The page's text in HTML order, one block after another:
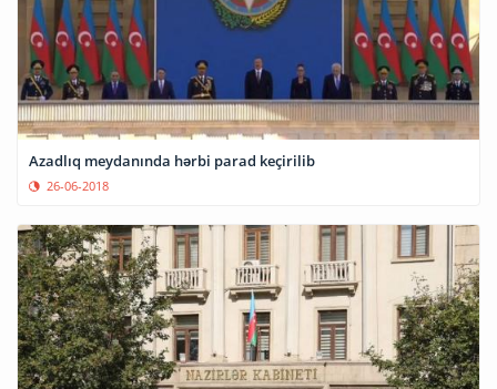
Azadlıq meydanında hərbi parad keçirilib
26-06-2018